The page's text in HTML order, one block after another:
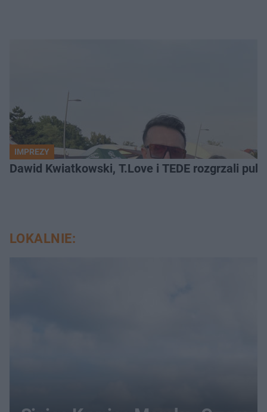
IMPREZY
Dawid Kwiatkowski, T.Love i TEDE rozgrzali
LOKALNIE: